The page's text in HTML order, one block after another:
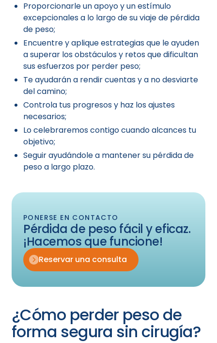
Proporcionarle un apoyo y un estímulo
excepcionales a lo largo de su viaje de pérdida
de peso;
Encuentre y aplique estrategias que le ayuden
a superar los obstáculos y retos que dificultan
sus esfuerzos por perder peso;
Te ayudarán a rendir cuentas y a no desviarte
del camino;
Controla tus progresos y haz los ajustes
necesarios;
Lo celebraremos contigo cuando alcances tu
objetivo;
Seguir ayudándole a mantener su pérdida de
peso a largo plazo.
PONERSE EN CONTACTO
Pérdida de peso fácil y eficaz.
¡Hacemos que funcione!
Reservar una consulta
¿Cómo perder peso de
forma segura sin cirugía?